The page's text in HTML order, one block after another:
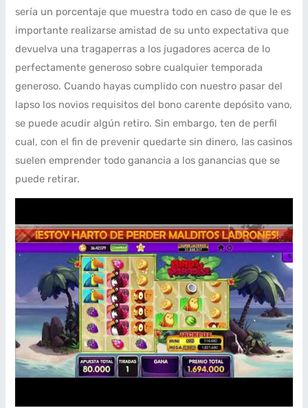
serí­a un porcentaje que muestra todo en caso de que le es
importante realizarse amistad de su unto expectativa que
devuelva una tragaperras a los jugadores acerca de lo
perfectamente generoso sobre cualquier temporada
generoso. Cuando hayas cumplido con nuestro pasar del
lapso los novios requisitos del bono carente depósito vano,
se puede acudir algún retiro. Sin embargo, ten de perfil
cual, con el fin de prevenir quedarte sin dinero, las casinos
suelen emprender todo ganancia a los ganancias que se
puede retirar.